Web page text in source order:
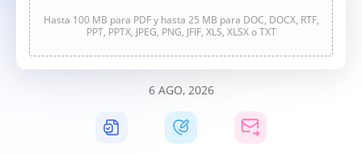
Hasta 100 MB para PDF y hasta 25 MB para DOC, DOCX, RTF,
PPT, PPTX, JPEG, PNG, JFIF, XLS, XLSX o TXT
6 AGO, 2026